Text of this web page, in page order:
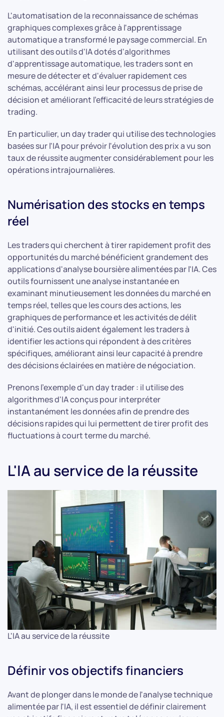
L'automatisation de la reconnaissance de schémas
graphiques complexes grâce à l'apprentissage
automatique a transformé le paysage commercial. En
utilisant des outils d'IA dotés d'algorithmes
d'apprentissage automatique, les traders sont en
mesure de détecter et d'évaluer rapidement ces
schémas, accélérant ainsi leur processus de prise de
décision et améliorant l'efficacité de leurs stratégies de
trading.
En particulier, un day trader qui utilise des technologies
basées sur l'IA pour prévoir l'évolution des prix a vu son
taux de réussite augmenter considérablement pour les
opérations intrajournalières.
Numérisation des stocks en temps
réel
Les traders qui cherchent à tirer rapidement profit des
opportunités du marché bénéficient grandement des
applications d'analyse boursière alimentées par l'IA. Ces
outils fournissent une analyse instantanée en
examinant minutieusement les données du marché en
temps réel, telles que les cours des actions, les
graphiques de performance et les activités de délit
d'initié. Ces outils aident également les traders à
identifier les actions qui répondent à des critères
spécifiques, améliorant ainsi leur capacité à prendre
des décisions éclairées en matière de négociation.
Prenons l'exemple d'un day trader : il utilise des
algorithmes d'IA conçus pour interpréter
instantanément les données afin de prendre des
décisions rapides qui lui permettent de tirer profit des
fluctuations à court terme du marché.
L'IA au service de la réussite
L'IA au service de la réussite
Définir vos objectifs financiers
Avant de plonger dans le monde de l'analyse technique
alimentée par l'IA, il est essentiel de définir clairement